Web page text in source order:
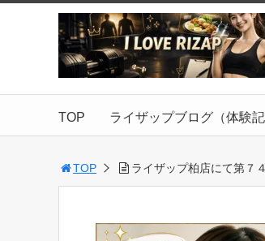
TOP ライザップブログ（体験記
TOP ライザップ柏店にて第７